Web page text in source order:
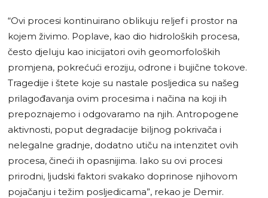
“Ovi procesi kontinuirano oblikuju reljef i prostor na
kojem živimo. Poplave, kao dio hidroloških procesa,
često djeluju kao inicijatori ovih geomorfoloških
promjena, pokrećući eroziju, odrone i bujične tokove.
Tragedije i štete koje su nastale posljedica su našeg
prilagođavanja ovim procesima i načina na koji ih
prepoznajemo i odgovaramo na njih. Antropogene
aktivnosti, poput degradacije biljnog pokrivača i
nelegalne gradnje, dodatno utiču na intenzitet ovih
procesa, čineći ih opasnijima. Iako su ovi procesi
prirodni, ljudski faktori svakako doprinose njihovom
pojačanju i težim posljedicama”, rekao je Demir.